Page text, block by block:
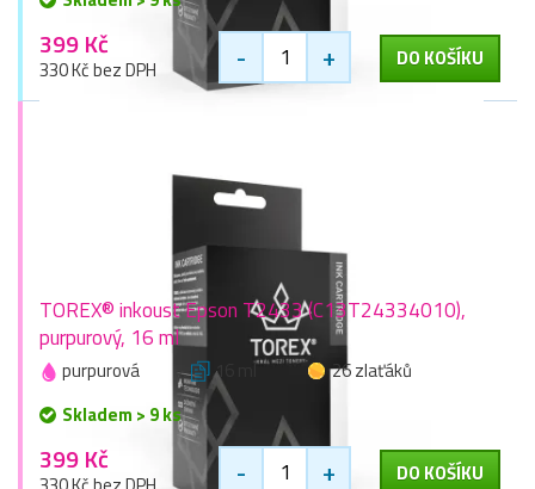
399 Kč
330 Kč bez DPH - + DO KOŠÍKU
TOREX® inkoust Epson T2433 (C13T24334010),
purpurový, 16 ml
purpurová 16 ml
26 zlaťáků
Skladem > 9 ks
399 Kč - + DO KOŠÍKU